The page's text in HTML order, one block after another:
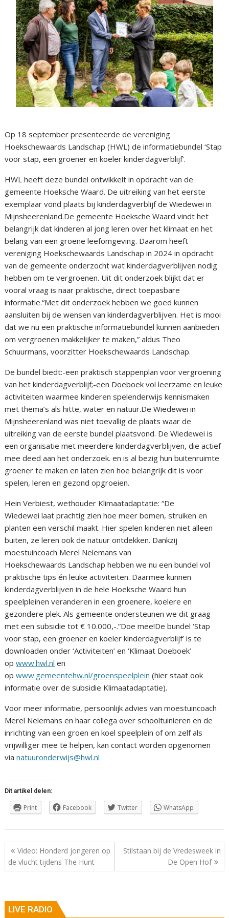
Op 18 september presenteerde de vereniging
Hoekschewaards Landschap (HWL) de informatiebundel ‘Stap
voor stap, een groener en koeler kinderdagverblijf’.
HWL heeft deze bundel ontwikkelt in opdracht van de
gemeente Hoeksche Waard. De uitreiking van het eerste
exemplaar vond plaats bij kinderdagverblijf de Wiedewei in
Mijnsheerenland.De gemeente Hoeksche Waard vindt het
belangrijk dat kinderen al jong leren over het klimaat en het
belang van een groene leefomgeving. Daarom heeft
vereniging Hoekschewaards Landschap in 2024 in opdracht
van de gemeente onderzocht wat kinderdagverblijven nodig
hebben om te vergroenen. Uit dit onderzoek blijkt dat er
vooral vraag is naar praktische, direct toepasbare
informatie.“Met dit onderzoek hebben we goed kunnen
aansluiten bij de wensen van kinderdagverblijven. Het is mooi
dat we nu een praktische informatiebundel kunnen aanbieden
om vergroenen makkelijker te maken,” aldus Theo
Schuurmans, voorzitter Hoekschewaards Landschap.
De bundel biedt:-een praktisch stappenplan voor vergroening
van het kinderdagverblijf;-een Doeboek vol leerzame en leuke
activiteiten waarmee kinderen spelenderwijs kennismaken
met thema’s als hitte, water en natuur.De Wiedewei in
Mijnsheerenland was niet toevallig de plaats waar de
uitreiking van de eerste bundel plaatsvond. De Wiedewei is
een organisatie met meerdere kinderdagverblijven, die actief
mee deed aan het onderzoek. en is al bezig hun buitenruimte
groener te maken en laten zien hoe belangrijk dit is voor
spelen, leren en gezond opgroeien.
Hein Verbiest, wethouder Klimaatadaptatie: “De
Wiedewei laat prachtig zien hoe meer bomen, struiken en
planten een verschil maakt. Hier spelen kinderen niet alleen
buiten, ze leren ook de natuur ontdekken. Dankzij
moestuincoach Merel Nelemans van
Hoekschewaards Landschap hebben we nu een bundel vol
praktische tips én leuke activiteiten. Daarmee kunnen
kinderdagverblijven in de hele Hoeksche Waard hun
speelpleinen veranderen in een groenere, koelere en
gezondere plek. Als gemeente ondersteunen we dit graag
met een subsidie tot € 10.000,-.”Doe mee!De bundel ‘Stap
voor stap, een groener en koeler kinderdagverblijf’ is te
downloaden onder ‘Activiteiten’ en ‘Klimaat Doeboek’
opwww.hwl.nl en
opwww.gemeentehw.nl/groenspeelplein (hier staat ook
informatie over de subsidie Klimaatadaptatie).
Voor meer informatie, persoonlijk advies van moestuincoach
Merel Nelemans en haar collega over schooltuinieren en de
inrichting van een groen en koel speelplein of om zelf als
vrijwilliger mee te helpen, kan contact worden opgenomen
vianatuuronderwijs@hwl.nl
Dit artikel delen:
Print Facebook Twitter WhatsApp
Berichtnavigatie
Video: Honderd jongeren op
de vlucht tijdens The Hunt
Stilstaan bij de Vredesweek in
De Open Hof
LIVE RADIO